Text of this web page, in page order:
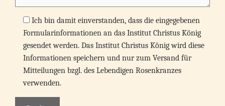
Ich bin damit einverstanden, dass die eingegebenen
Formularinformationen an das Institut Christus König
gesendet werden. Das Institut Christus König wird diese
Informationen speichern und nur zum Versand für
Mitteilungen bzgl. des Lebendigen Rosenkranzes
verwenden.